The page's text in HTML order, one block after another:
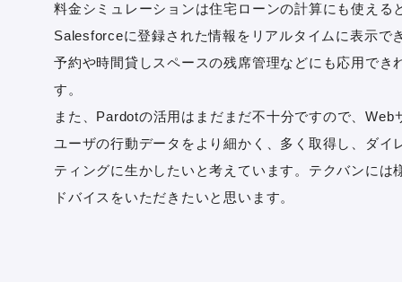
料金シミュレーションは住宅ローンの計算にも使える
Salesforceに登録された情報をリアルタイムに表示で
予約や時間貸しスペースの残席管理などにも応用でき
す。
また、Pardotの活用はまだまだ不十分ですので、Web
ユーザの行動データをより細かく、多く取得し、ダイ
ティングに生かしたいと考えています。テクバンには
ドバイスをいただきたいと思います。